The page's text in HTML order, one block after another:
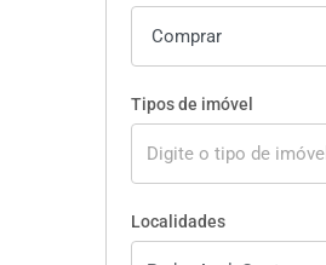
Tipos de imóvel
Localidades